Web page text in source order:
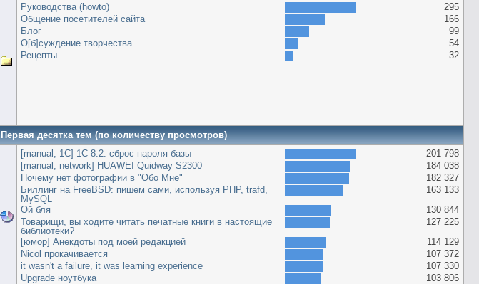
Руководства (howto)
295
Общение посетителей сайта
166
Блог
99
О[б]суждение творчества
54
Рецепты
32
Первая десятка тем (по количеству просмотров)
[manual, 1С] 1С 8.2: сброс пароля базы
201 798
[manual, network] HUAWEI Quidway S2300
184 038
Почему нет фотографии в "Обо Мне"
182 327
Биллинг на FreeBSD: пишем сами, используя PHP, trafd,
MySQL
163 133
Ой бля
130 844
Товарищи, вы ходите читать печатные книги в настоящие
библиотеки?
127 225
[юмор] Анекдоты под моей редакцией
114 129
Nicol прокачивается
107 372
it wasn't a failure, it was learning experience
107 330
Upgrade ноутбука
103 806